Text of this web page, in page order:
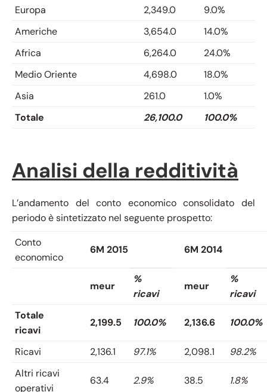
Europa
2,349.0
9.0%
Americhe
3,654.0
14.0%
Africa
6,264.0
24.0%
Medio Oriente
4,698.0
18.0%
Asia
261.0
1.0%
Totale
26,100.0 100.0%
Analisi della redditività
L’andamento del conto economico consolidato del
periodo è sintetizzato nel seguente prospetto:
Conto
economico
6M 2015 6M 2014
meur
%
ricavi
meur
%
ricavi
Totale
ricavi
2,199.5 100.0% 2,136.6 100.0%
Ricavi 2,136.1 97.1% 2,098.1
98.2%
Altri ricavi
operativi
63.4 2.9% 38.5 1.8%